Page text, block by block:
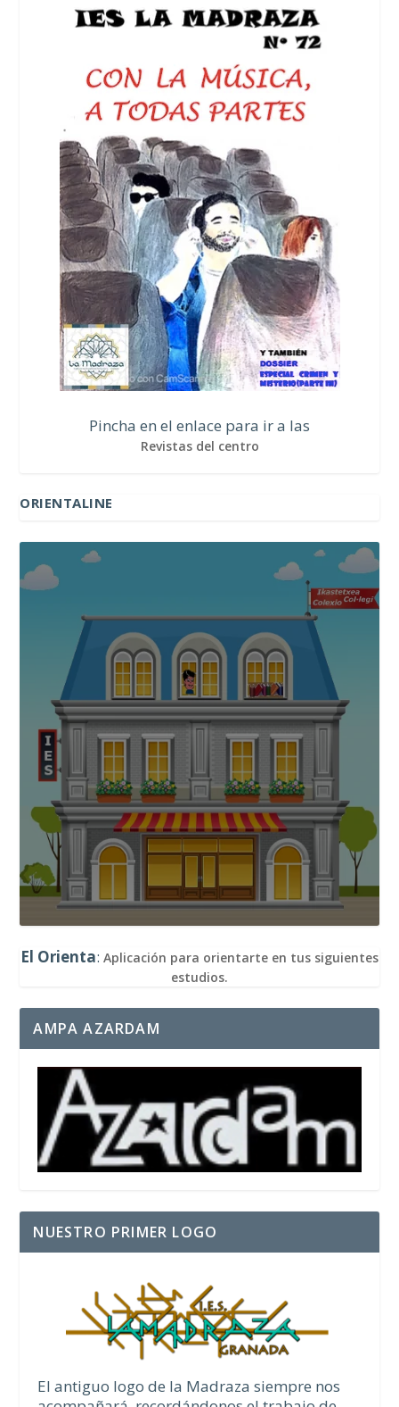
Pincha en el enlace para ir a las
Revistas del centro
ORIENTALINE
El Orienta: Aplicación para orientarte en tus siguientes
estudios.
AMPA AZARDAM
NUESTRO PRIMER LOGO
El antiguo logo de la Madraza siempre nos